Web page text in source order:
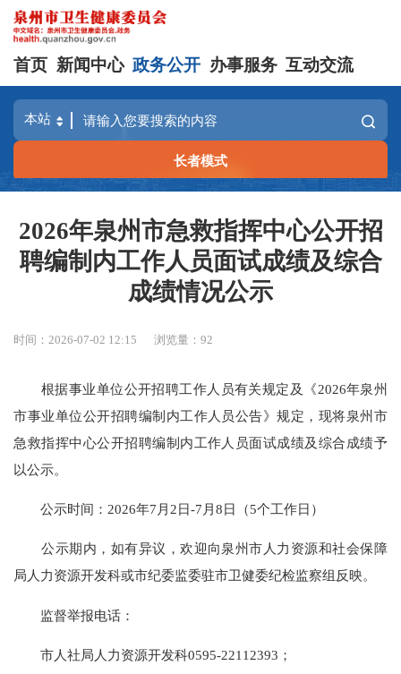
首页 新闻中心 政务公开 办事服务 互动交流
长者模式
2026年泉州市急救指挥中心公开招
聘编制内工作人员面试成绩及综合
成绩情况公示
时间：2026-07-02 12:15 浏览量：92
根据事业单位公开招聘工作人员有关规定及《2026年泉州
市事业单位公开招聘编制内工作人员公告》规定，现将泉州市
急救指挥中心公开招聘编制内工作人员面试成绩及综合成绩予
以公示。
公示时间：2026年7月2日-7月8日（5个工作日）
公示期内，如有异议，欢迎向泉州市人力资源和社会保障
局人力资源开发科或市纪委监委驻市卫健委纪检监察组反映。
监督举报电话：
市人社局人力资源开发科0595-22112393；